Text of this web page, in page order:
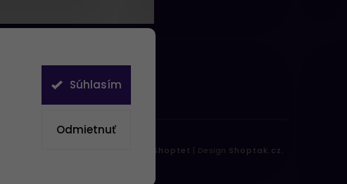
Odmietnuť
Súhlasím
Shoptet | Design Shoptak.cz.